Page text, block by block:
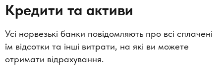
Кредити та активи
Усі норвезькі банки повідомляють про всі сплачені
їм відсотки та інші витрати, на які ви можете
отримати відрахування.